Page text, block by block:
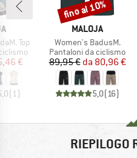
Top
ridotto
€
(1)
MARCHIO
MALOJA
Articolo
Women's BadusM.
Gruppo di prodotti
Pantaloni da ciclismo
Prezzo
89,95 € Prezzo
da 80,96 €
5,0(16)
Sconto
fino al 10%
RIEPILOGO